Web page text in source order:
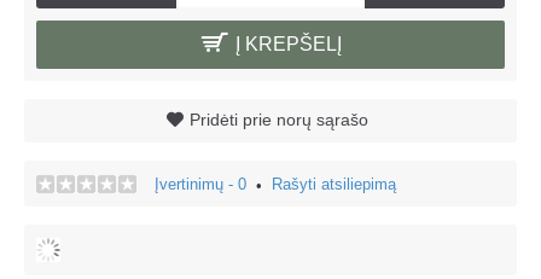
Į KREPŠELĮ
Pridėti prie norų sąrašo
Įvertinimų - 0 • Rašyti atsiliepimą